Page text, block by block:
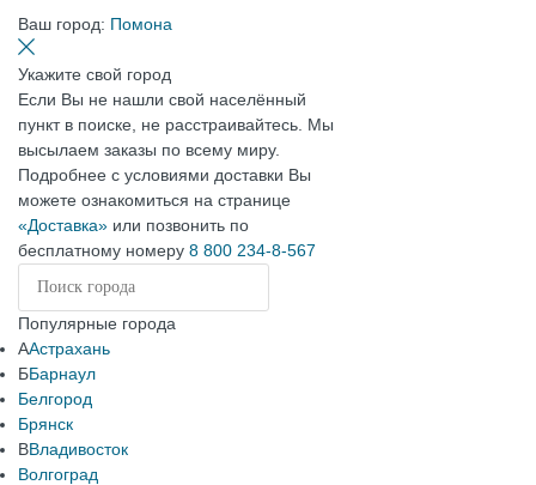
Ваш город: Помона
Укажите свой город
Если Вы не нашли свой населённый
пункт в поиске, не расстраивайтесь. Мы
высылаем заказы по всему миру.
Подробнее с условиями доставки Вы
можете ознакомиться на странице
«Доставка» или позвонить по
бесплатному номеру 8 800 234-8-567
Популярные города
ААстрахань
ББарнаул
Белгород
Брянск
ВВладивосток
Волгоград